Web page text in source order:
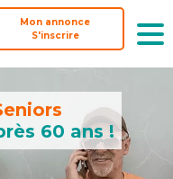
Mon annonce
S'inscrire
Mon annonce
S'inscrire
60 ans !